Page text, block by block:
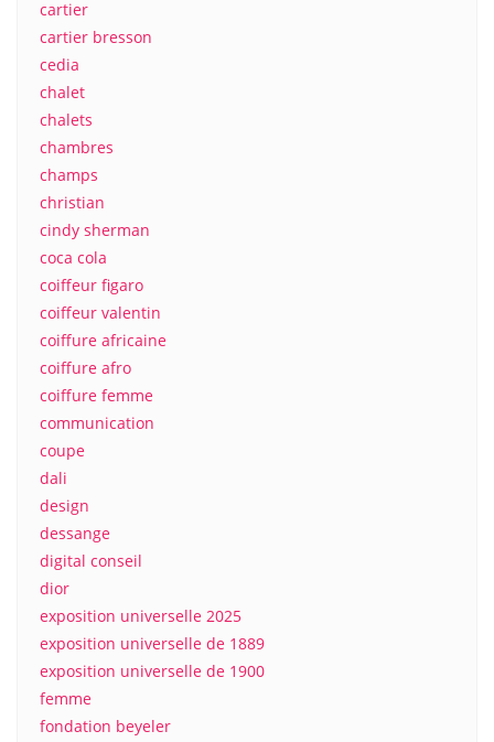
cartier
cartier bresson
cedia
chalet
chalets
chambres
champs
christian
cindy sherman
coca cola
coiffeur figaro
coiffeur valentin
coiffure africaine
coiffure afro
coiffure femme
communication
coupe
dali
design
dessange
digital conseil
dior
exposition universelle 2025
exposition universelle de 1889
exposition universelle de 1900
femme
fondation beyeler